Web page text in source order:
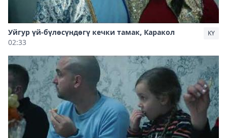
Уйгур үй-бүлөсүндөгү кечки тамак, Каракол
02:33
KY